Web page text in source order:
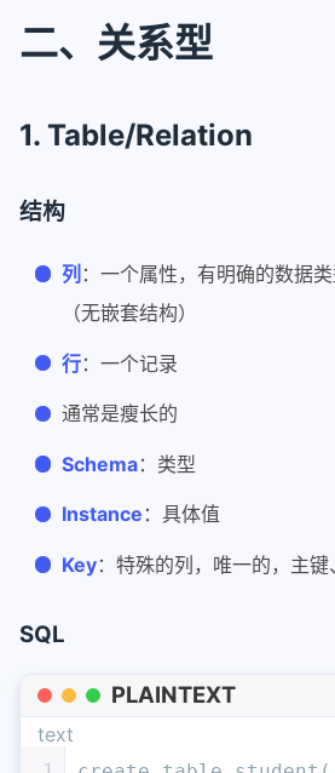
二、关系型
1. Table/Relation
结构
列 ：一个属性，有明确的数据
（无嵌套结构）
行：一个记录
通常是瘦长的
Schema：类型
Instance ：具体值
Key：特殊的列，唯一的，主键
SQL
PLAINTEXT
text